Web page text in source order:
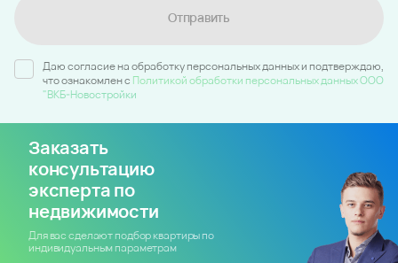
Отправить
Даю согласие на обработку персональных данных и подтверждаю,
что ознакомлен c Политикой обработки персональных данных ООО
"ВКБ-Новостройки
Заказать
консультацию
эксперта по
недвижимости
Для вас сделают подбор квартиры по
индивидуальным параметрам